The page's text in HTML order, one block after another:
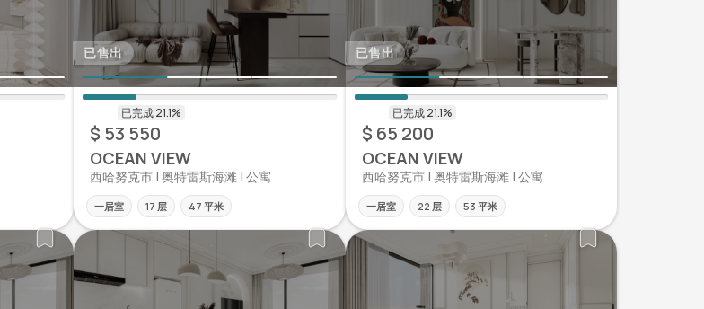
已售出
$ 53 550
OCEAN VIEW
西哈努克市 | 奥特雷斯海滩 | 公寓
一居室 17 层 47 平米
已售出
$ 65 200
OCEAN VIEW
西哈努克市 | 奥特雷斯海滩 | 公寓
一居室 22 层 53 平米